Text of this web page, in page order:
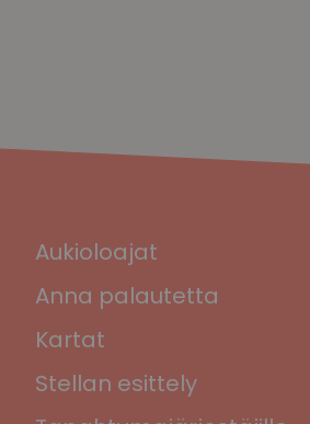
Aukioloajat
Anna palautetta
Kartat
Stellan esittely